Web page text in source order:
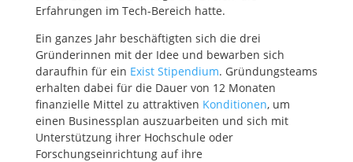
Erfahrungen im Tech-Bereich hatte.
Ein ganzes Jahr beschäftigten sich die drei
Gründerinnen mit der Idee und bewarben sich
daraufhin für ein Exist Stipendium. Gründungsteams
erhalten dabei für die Dauer von 12 Monaten
finanzielle Mittel zu attraktiven Konditionen, um
einen Businessplan auszuarbeiten und sich mit
Unterstützung ihrer Hochschule oder
Forschungseinrichtung auf ihre